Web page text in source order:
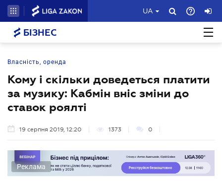
UA
БІЗНЕС
Власність, оренда
Кому і скільки доведеться платити
за музику: Кабмін вніс зміни до
ставок роялті
19 серпня 2019, 12:20 1373 0
Реклама